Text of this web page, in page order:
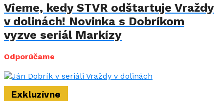
Vieme, kedy STVR odštartuje Vraždy
v dolinách! Novinka s Dobríkom
vyzve seriál Markízy
Odporúčame
Exkluzívne